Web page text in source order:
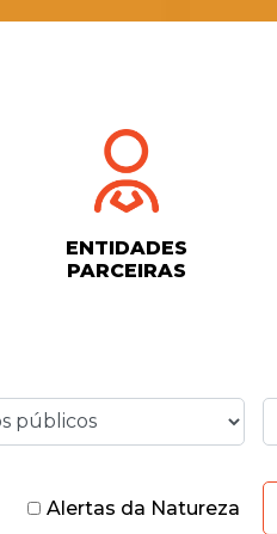
ENTIDADES
PARCEIRAS
Alertas da Natureza